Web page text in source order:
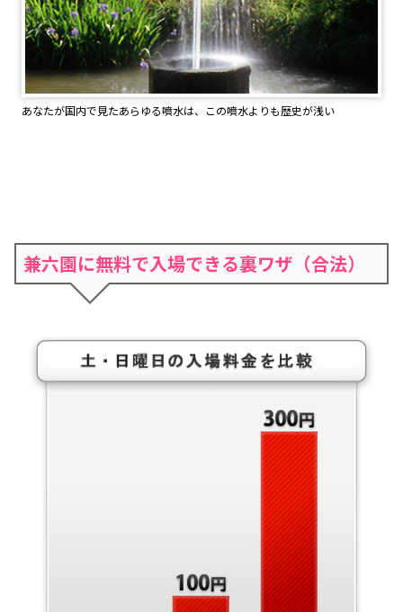
あなたが国内で見たあらゆる噴水は、この噴水よりも歴史が浅い
兼六園に無料で入場できる裏ワザ（合法）